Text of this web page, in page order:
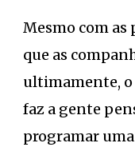
Mesmo com as
que as
ultimamente,
faz a gente
programar